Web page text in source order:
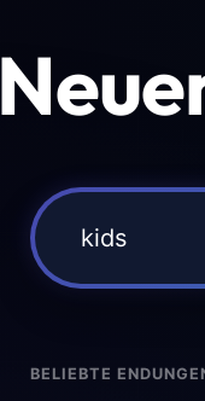
BELIEBTE